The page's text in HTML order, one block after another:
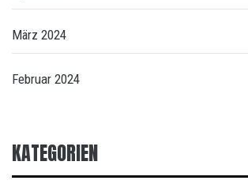
März 2024
Februar 2024
KATEGORIEN